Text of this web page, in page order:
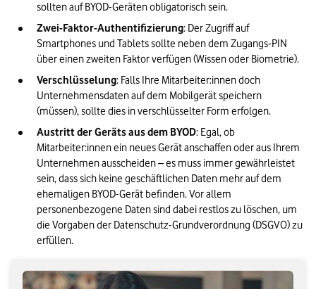
sollten auf BYOD-Geräten obligatorisch sein.
Zwei-Faktor-Authentifizierung: Der Zugriff auf
Smartphones und Tablets sollte neben dem Zugangs-PIN
über einen zweiten Faktor verfügen (Wissen oder Biometrie).
Verschlüsselung: Falls Ihre Mitarbeiter:innen doch
Unternehmensdaten auf dem Mobilgerät speichern
(müssen), sollte dies in verschlüsselter Form erfolgen.
Austritt der Geräts aus dem BYOD: Egal, ob
Mitarbeiter:innen ein neues Gerät anschaffen oder aus Ihrem
Unternehmen ausscheiden – es muss immer gewährleistet
sein, dass sich keine geschäftlichen Daten mehr auf dem
ehemaligen BYOD-Gerät befinden. Vor allem
personenbezogene Daten sind dabei restlos zu löschen, um
die Vorgaben der Datenschutz-Grundverordnung (DSGVO) zu
erfüllen.